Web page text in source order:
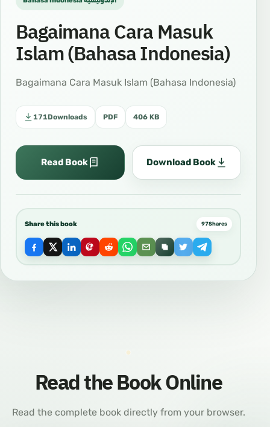
Bagaimana Cara Masuk
Islam (Bahasa Indonesia)
Bagaimana Cara Masuk Islam (Bahasa Indonesia)
171Downloads PDF 406 KB
Read Book Download Book
Share this book 97Shares
Read the Book Online
Read the complete book directly from your browser.